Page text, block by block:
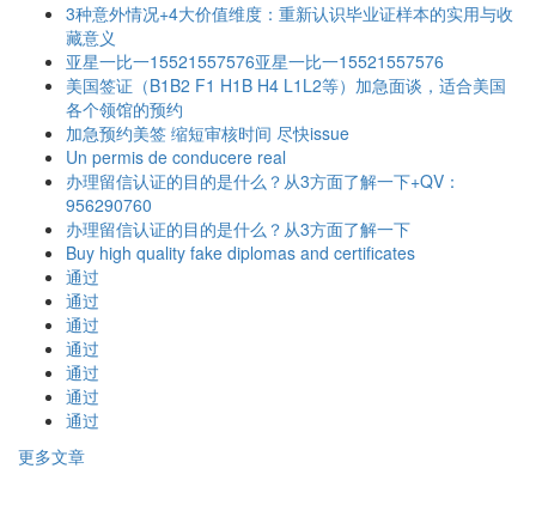
3种意外情况+4大价值维度：重新认识毕业证样本的实用与收
藏意义
亚星一比一15521557576亚星一比一15521557576
美国签证（B1B2 F1 H1B H4 L1L2等）加急面谈，适合美国
各个领馆的预约
加急预约美签 缩短审核时间 尽快issue
Un permis de conducere real
办理留信认证的目的是什么？从3方面了解一下+QV：
956290760
办理留信认证的目的是什么？从3方面了解一下
Buy high quality fake diplomas and certificates
通过
通过
通过
通过
通过
通过
通过
更多文章